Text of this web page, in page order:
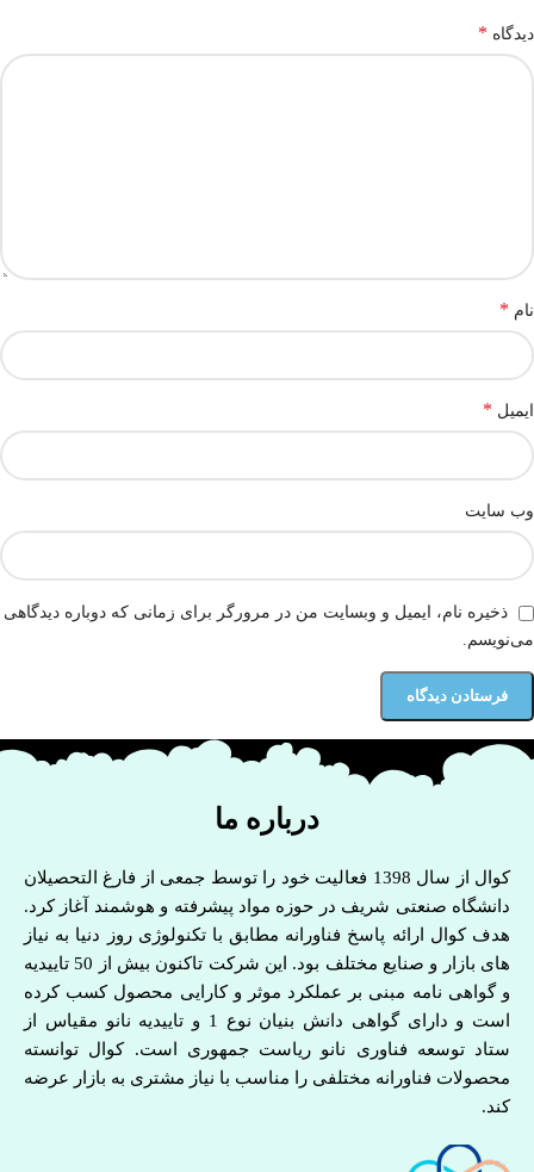
دیدگاه *
نام *
ایمیل *
وب‌ سایت
ذخیره نام، ایمیل و وبسایت من در مرورگر برای زمانی که دوباره دیدگاهی
می‌نویسم.
درباره ما
کوال از سال 1398 فعالیت خود را توسط جمعی از فارغ التحصیلان
دانشگاه صنعتی شریف در حوزه مواد پیشرفته و هوشمند آغاز کرد.
هدف کوال ارائه پاسخ فناورانه مطابق با تکنولوژی روز دنیا به نیاز
های بازار و صنایع مختلف بود. این شرکت تاکنون بیش از 50 تاییدیه
و گواهی نامه مبنی بر عملکرد موثر و کارایی محصول کسب کرده
است و دارای گواهی دانش بنیان نوع 1 و تاییدیه نانو مقیاس از
ستاد توسعه فناوری نانو ریاست جمهوری است. کوال توانسته
محصولات فناورانه مختلفی را مناسب با نیاز مشتری به بازار عرضه
کند.